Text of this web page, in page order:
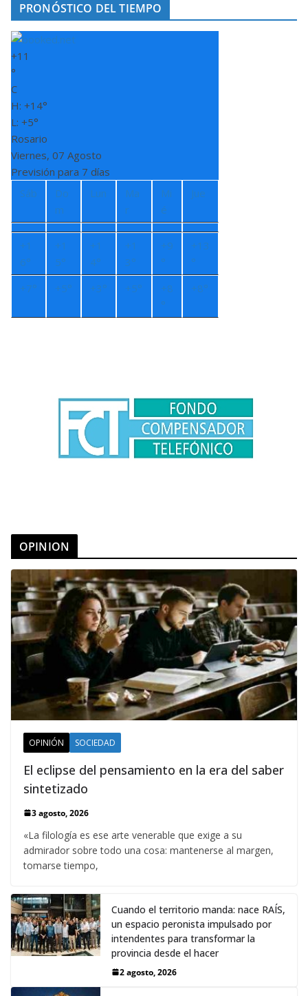
PRONÓSTICO DEL TIEMPO
+11
°
C
H: +14°
L: +5°
Rosario
Viernes, 07 Agosto
Previsión para 7 días
Sáb
Do
m
Lun
Ma
r
Mi
é
Jue
+1
6°
+1
5°
+1
4°
+1
3°
+9
°
+13
°
+7° +5° +3° +5° +8
°
+8°
OPINION
OPINIÓN SOCIEDAD
El eclipse del pensamiento en la era del saber
sintetizado
3 agosto, 2026
«La filología es ese arte venerable que exige a su
admirador sobre todo una cosa: mantenerse al margen,
tomarse tiempo,
Cuando el territorio manda: nace RAÍS,
un espacio peronista impulsado por
intendentes para transformar la
provincia desde el hacer
2 agosto, 2026